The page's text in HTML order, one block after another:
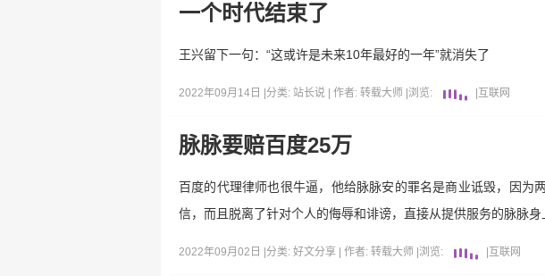
一个时代结束了
王兴留下一句：“这或许是未来10年最好的一年”就消失了
2022年09月14日 | 分类: 站长说 | 作者: 转载大师 浏览: 互联网
脉脉要赔百度25万
百度的代理律师也很牛逼，他给脉脉安的罪名是商业诋毁，因
信，而且脱离了针对个人的侮辱和诽谤，直接从提供服务的脉脉身
2022年09月02日 | 分类: 好文分享 | 作者: 转载大师 浏览: 互联网